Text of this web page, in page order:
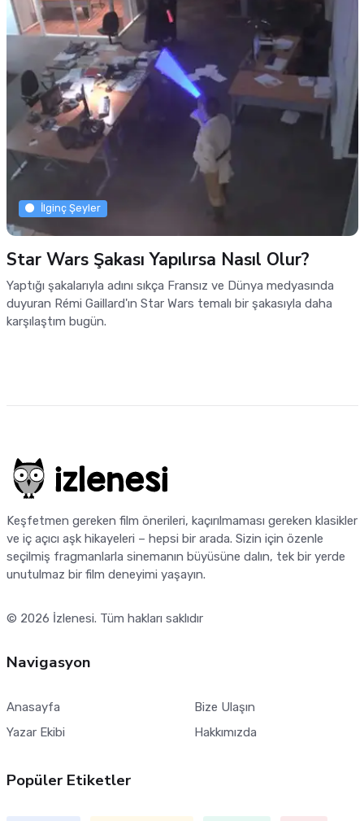
İlginç Şeyler
Star Wars Şakası Yapılırsa Nasıl Olur?
Yaptığı şakalarıyla adını sıkça Fransız ve Dünya medyasında
duyuran Rémi Gaillard'ın Star Wars temalı bir şakasıyla daha
karşılaştım bugün.
Keşfetmen gereken film önerileri, kaçırılmaması gereken klasikler
ve iç açıcı aşk hikayeleri – hepsi bir arada. Sizin için özenle
seçilmiş fragmanlarla sinemanın büyüsüne dalın, tek bir yerde
unutulmaz bir film deneyimi yaşayın.
© 2026 İzlenesi. Tüm hakları saklıdır
Navigasyon
Anasayfa
Yazar Ekibi
Bize Ulaşın
Hakkımızda
Popüler Etiketler